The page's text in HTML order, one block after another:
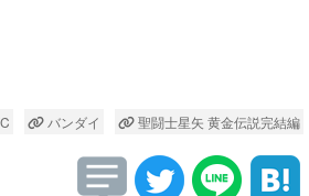
バンダイ 聖闘士星矢 黄金伝説完結編